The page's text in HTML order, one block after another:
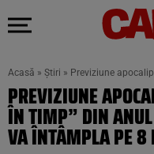
Acasă » Știri » Previziune
PREVIZIUNE
ÎN TIMP” DIN ANUL
VA ÎNTÂMPLA PE